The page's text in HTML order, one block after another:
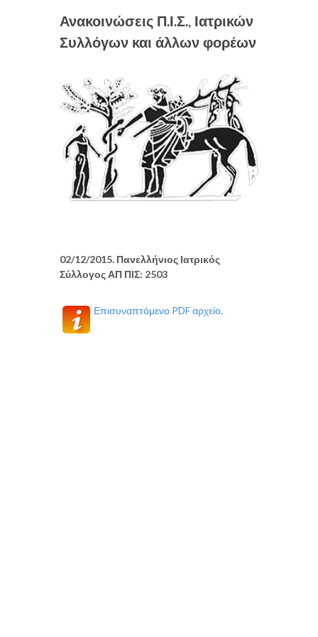
Ανακοινώσεις Π.Ι.Σ., Ιατρικών
Συλλόγων και άλλων φορέων
02/12/2015. Πανελλήνιος Ιατρικός
Σύλλογος ΑΠ ΠΙΣ: 2503
Επισυναπτόμενο PDF αρχείο.